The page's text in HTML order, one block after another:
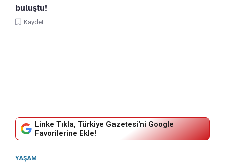
buluştu!
Kaydet
Linke Tıkla, Türkiye Gazetesi'ni Google
Favorilerine Ekle!
YAŞAM